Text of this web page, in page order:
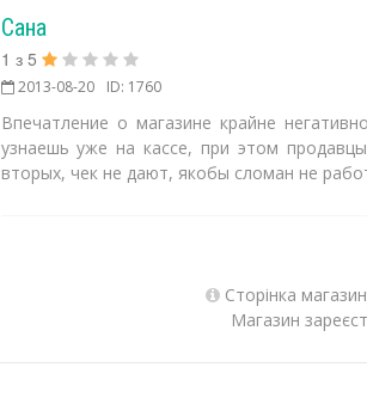
Сана
1 з 5
2013-08-20 ID: 1760
Впечатление о магазине крайне
узнаешь уже на кассе, при этом
вторых, чек не дают, якобы сломан не
Сторінка
Магазин